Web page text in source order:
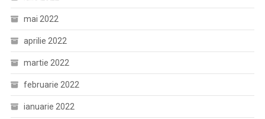
mai 2022
aprilie 2022
martie 2022
februarie 2022
ianuarie 2022